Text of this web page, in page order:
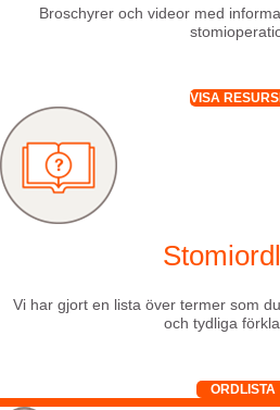
Broschyrer och videor med
VISA
Vi har gjort en lista över termer som
och tydliga
ORDLISTA